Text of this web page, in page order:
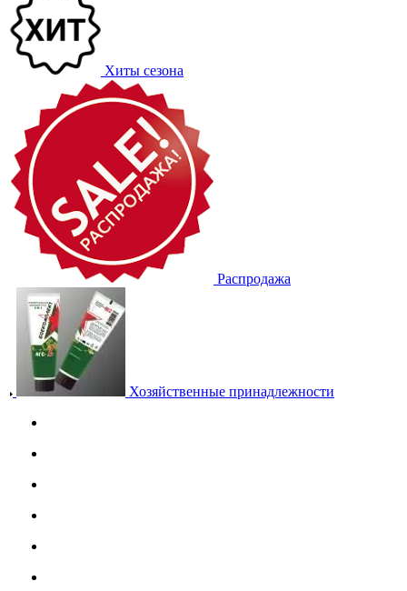
Хиты сезона
Распродажа
Хозяйственные принадлежности